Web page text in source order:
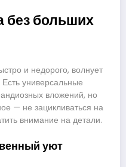
без больших
и недорого, волнует
Есть универсальные
вложений, но
— не зацикливаться на
внимание на детали.
уют